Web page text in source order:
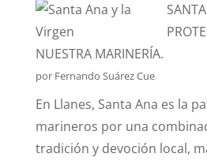
LA
ANÉCDOTA
DEL
ESTANDARTE
DE
SANTA
ANA?
NUESTRA MARINERÍA.
por Fernando Suárez Cue
En Llanes, Santa Ana es la
marineros por una
tradición y devoción local,